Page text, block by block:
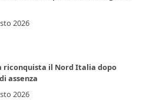
2026
riconquista il Nord Italia dopo
assenza
2026